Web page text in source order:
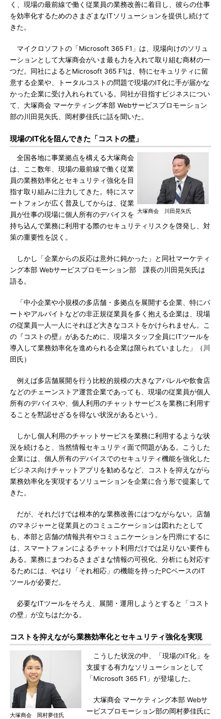
く、現場の最前線で働く従業員の業務改善に着目し、彼らの仕事
を効率化するためのさまざまなITソリューションを提供し続けて
きた。
マイクロソフトの「Microsoft 365 F1」は、現場向けのソリュ
ーションとして大塚商会がいま最も力を入れて取り組む商材の一
つだ。同社によるとMicrosoft 365 F1は、特にセキュリティに留
意する企業や、トータルコストの問題で現場のIT化に手が届かな
かった企業に受け入れられている。同社が目指すビジネスについ
て、大塚商会 マーケティング本部 Webサービスプロモーション
部の川田晃矢氏、岡村夢佳氏に話を聞いた。
現場のIT化を阻んできた「コストの壁」
大塚商会 川田晃矢氏
全国各地に事業拠点を構える大塚商会
は、ここ数年、現場の最前線で働く従業
員の業務効率化とセキュリティ強化を目
指す取り組みに注力してきた。特にスマ
ートフォンが広く普及してからは、従業
員が仕事の現場に個人所有のデバイスを
持ち込んで業務に利用する際のセキュリティリスクを啓発し、対
策の重要性を説く。
しかし「企業からの反応は意外に鈍かった」と同社マーケティ
ング本部 Webサービスプロモーション部 課長の川田晃矢氏は
語る。
「中小企業や小規模の多店舗・多拠点を展開する企業、特にパ
ートやアルバイトなどの非正規従業員を多く抱える企業は、現場
の従業員一人一人にそれほど大きなコストをかけられません。こ
の『コストの壁』があるために、現場スタッフ全員にITツールを
導入して業務効率化を進められる企業は限られていました」（川
田氏）
例えば多店舗展開を行う比較的規模の大きなアパレルや飲食店
などのチェーンストア運営企業であっても、現場の従業員が個人
所有のデバイスや、個人利用のチャットサービスを業務に利用す
ることを黙認せざるを得ない状況があるという。
しかし個人利用のチャットサービスを業務に利用するような状
況を続けると、当然情報セキュリティ面で問題がある。こうした
企業には、個人所有のデバイスでのセキュリティ機能を強化した
ビジネス向けチャットアプリを勧めるなど、コストを抑えながら
業務効率化を実現するソリューションを企業に合う形で提案して
きた。
だが、それだけでは根本的な業務改善にはつながらない。店舗
のマネジャーと従業員とのコミュニケーションは図れたとして
も、本部と店舗の情報共有やコミュニケーションを円滑にするに
は、スマートフォンによるチャット利用だけでは足りない要件も
ある。業務にまつわるさまざまな情報の可視化、分析にも対応す
るためには、やはり「それ相応」の機能を持ったPCベースのIT
ツールが必要だ。
必要なITツールをそろえ、展開・運用しようとすると「コスト
の壁」が立ちはだかる。
コストを抑えながら業務効率化とセキュリティ強化を実現
大塚商会 岡村夢佳氏
こうした状況の中、「現場のIT化」を
支援する有力なソリューションとして
「Microsoft 365 F1」が登場した。
大塚商会 マーケティング本部 Webサ
ービスプロモーション部の岡村夢佳氏に